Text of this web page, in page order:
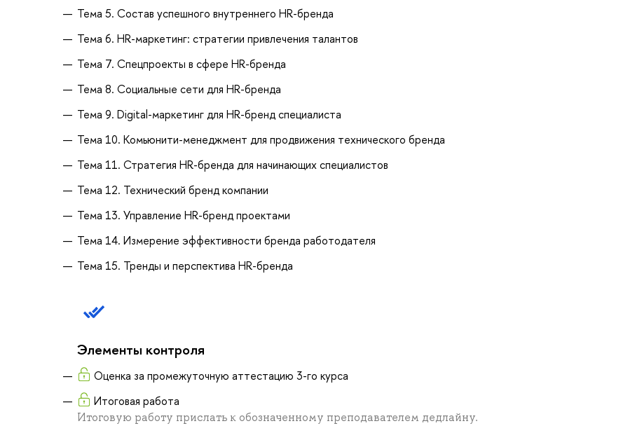
Тема 5. Состав успешного внутреннего HR-бренда
Тема 6. HR-маркетинг: стратегии привлечения талантов
Тема 7. Спецпроекты в сфере HR-бренда
Тема 8. Социальные сети для HR-бренда
Тема 9. Digital-маркетинг для HR-бренд специалиста
Тема 10. Комьюнити-менеджмент для продвижения технического бренда
Тема 11. Стратегия HR-бренда для начинающих специалистов
Тема 12. Технический бренд компании
Тема 13. Управление HR-бренд проектами
Тема 14. Измерение эффективности бренда работодателя
Тема 15. Тренды и перспектива HR-бренда
Элементы контроля
Оценка за промежуточную аттестацию 3-го курса
Итоговая работа
Итоговую работу прислать к обозначенному преподавателем дедлайну.